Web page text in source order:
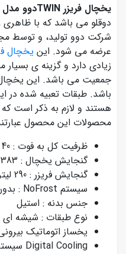
یخچال فریزر TWINدوو مدل D4LR-0020
دوقلو می باشد که با ظاهری
شرکت دوو تولید، و توسط
عرضه می شود. این یخچال
زیادی دارد و گزینه ی بسیار
جمعیت می باشد. این یخچال
باشد. طبقات تعبیه شده در
هستند و لازم به ذکر است
محصولات این محصول
ظرفیت کل به فوت : 40 فوت
گنجایش یخچال : 383 لیتر
گنجایش فریزر : 290 لیتر
سیستم NoFrost : بدون برفک
جنس بدنه : استیل
نوع طبقات : شیشه ای
یخساز اتوماتیک
Digital Cooling سیستم کنترل سرمایش الکترونیک